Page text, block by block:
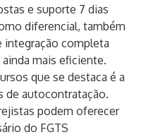
e suporte 7 dias
diferencial, também
integração completa
mais eficiente.
que se destaca é a
de autocontratação.
podem oferecer
do FGTS